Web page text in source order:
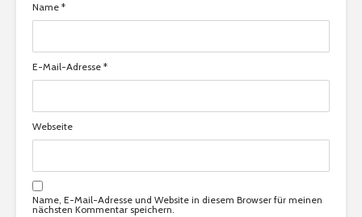
Name *
E-Mail-Adresse *
Webseite
Name, E-Mail-Adresse und Website in diesem Browser für meinen
nächsten Kommentar speichern.